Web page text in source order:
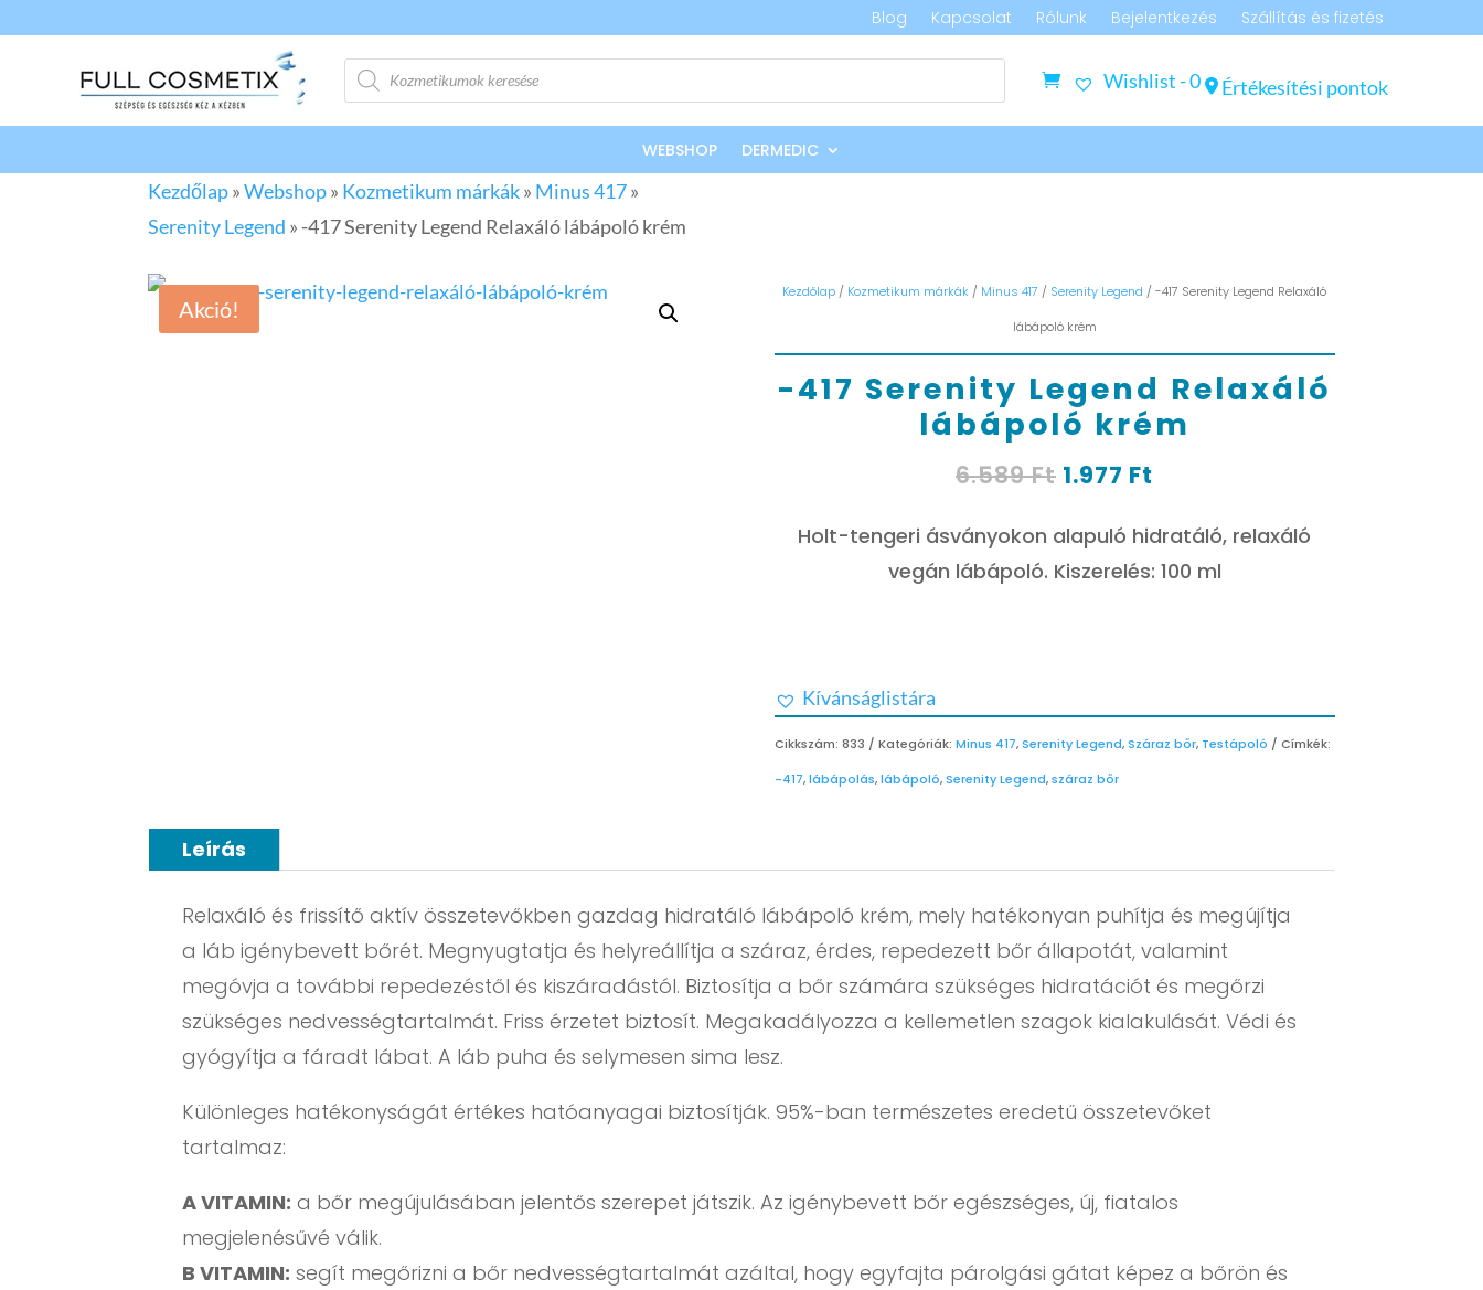
Blog Kapcsolat Rólunk Bejelentkezés Szállítás és fizetés
Products
search
Wishlist -0 Értékesítési pontok
WEBSHOP DERMEDIC
Kezdőlap»Webshop» Kozmetikum márkák» Minus 417»
Serenity Legend » -417 Serenity Legend Relaxáló lábápoló krém
Akció!
Kezdőlap / Kozmetikum márkák / Minus 417 / Serenity Legend / -417 Serenity Legend Relaxáló
lábápoló krém
-417 Serenity Legend Relaxáló
lábápoló krém
6.589Ft Original
was:
6.589 Ft.
1.977 Ft
is:
1.977 Ft.
Holt-tengeri ásványokon alapuló hidratáló, relaxáló
vegán lábápoló. Kiszerelés: 100 ml
Kívánságlistára
Cikkszám: 833 Kategóriák: Minus 417,Serenity Legend,Száraz bőr, Testápoló
Címkék:
-417,lábápolás,lábápoló,Serenity Legend,száraz bőr
Leírás
Relaxáló és frissítő aktív összetevőkben gazdag hidratáló lábápoló krém, mely hatékonyan puhítja és megújítja
a láb igénybevett bőrét. Megnyugtatja és helyreállítja a száraz, érdes, repedezett bőr állapotát, valamint
megóvja a további repedezéstől és kiszáradástól. Biztosítja a bőr számára szükséges hidratációt és megőrzi
szükséges nedvességtartalmát. Friss érzetet biztosít. Megakadályozza a kellemetlen szagok kialakulását. Védi és
gyógyítja a fáradt lábat. A láb puha és selymesen sima lesz.
Különleges hatékonyságát értékes hatóanyagai biztosítják. 95%-ban természetes eredetű összetevőket
tartalmaz:
A VITAMIN: a bőr megújulásában jelentős szerepet játszik. Az igénybevett bőr egészséges, új, fiatalos
megjelenésűvé válik.
B VITAMIN: segít megőrizni a bőr nedvességtartalmát azáltal, hogy egyfajta párolgási gátat képez a bőrön és